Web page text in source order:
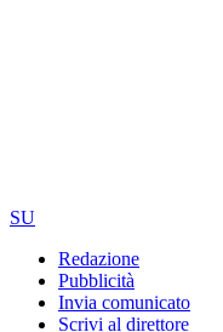
SU
Redazione
Pubblicità
Invia comunicato
Scrivi al direttore